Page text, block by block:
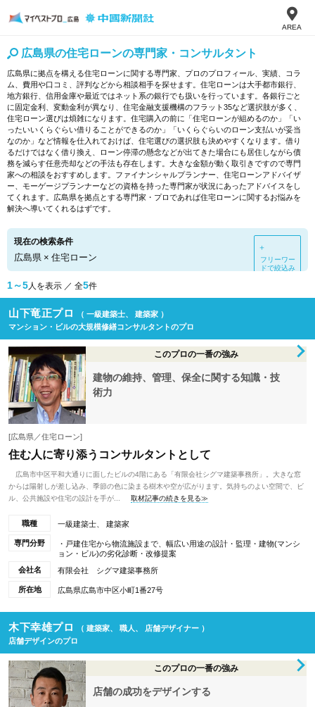
AREA
広島県の住宅ローンの専門家・コンサルタント
広島県に拠点を構える住宅ローンに関する専門家、プロのプロフィール、実績、コラ
ム、費用や口コミ、評判などから相談相手を探せます。住宅ローンは大手都市銀行、
地方銀行、信用金庫や最近ではネット系の銀行でも扱いを行っています。各銀行ごと
に固定金利、変動金利が異なり、住宅金融支援機構のフラット35など選択肢が多く、
住宅ローン選びは煩雑になります。住宅購入の前に「住宅ローンが組めるのか」「い
ったいいくらぐらい借りることができるのか」「いくらぐらいのローン支払いが妥当
なのか」など情報を仕入れておけば、住宅選びの選択肢も決めやすくなります。借り
るだけではなく借り換え、ローン停滞の懸念などが出てきた場合にも居住しながら債
務を減らす任意売却などの手法も存在します。大きな金額が動く取引きですので専門
家への相談をおすすめします。ファイナンシャルプランナー、住宅ローンアドバイザ
ー、モーゲージプランナーなどの資格を持った専門家が状況にあったアドバイスをし
てくれます。広島県を拠点とする専門家・プロであれば住宅ローンに関するお悩みを
解決へ導いてくれるはずです。
現在の検索条件
広島県 × 住宅ローン
＋
フリーワー
ドで絞込み
1～5人を表示 ／ 全5件
山下竜正プロ
（ 一級建築士、 建築家 ）
マンション・ビルの大規模修繕コンサルタントのプロ
このプロの一番の強み
建物の維持、管理、保全に関する知識・技
術力
[広島県／住宅ローン]
住む人に寄り添うコンサルタントとして
広島市中区平和大通りに面したビルの4階にある「有限会社シグマ建築事務所」。大きな窓
からは陽射しが差し込み、季節の色に染まる樹木や空が広がります。気持ちのよい空間で、ビ
ル、公共施設や住宅の設計を手が...
取材記事の続きを見る≫
職種 一級建築士、 建築家
専門分野
・戸建住宅から物流施設まで、幅広い用途の設計・監理・建物(マンシ
ョン・ビル)の劣化診断・改修提案
会社名
有限会社 シグマ建築事務所
所在地 広島県広島市中区小町1番27号
木下幸雄プロ
（ 建築家、 職人、 店舗デザイナー ）
店舗デザインのプロ
このプロの一番の強み
店舗の成功をデザインする